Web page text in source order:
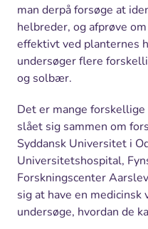
man derpå forsøge at
helbreder, og afprøve
effektivt ved planternes
undersøger flere
og solbær.
Det er mange
slået sig sammen om
Syddansk Universitet i
Universitetshospital,
Forskningscenter
sig at have en medicinsk
undersøge, hvordan de